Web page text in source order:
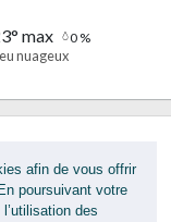
afin de vous offrir
poursuivant votre
des
max 0 %
nuageux